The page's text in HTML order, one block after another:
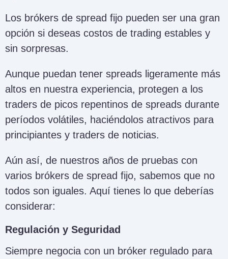
Los brókers de spread fijo pueden ser una gran
opción si deseas costos de trading estables y
sin sorpresas.
Aunque puedan tener spreads ligeramente más
altos en nuestra experiencia, protegen a los
traders de picos repentinos de spreads durante
períodos volátiles, haciéndolos atractivos para
principiantes y traders de noticias.
Aún así, de nuestros años de pruebas con
varios brókers de spread fijo, sabemos que no
todos son iguales. Aquí tienes lo que deberías
considerar:
Regulación y Seguridad
Siempre negocia con un bróker regulado para